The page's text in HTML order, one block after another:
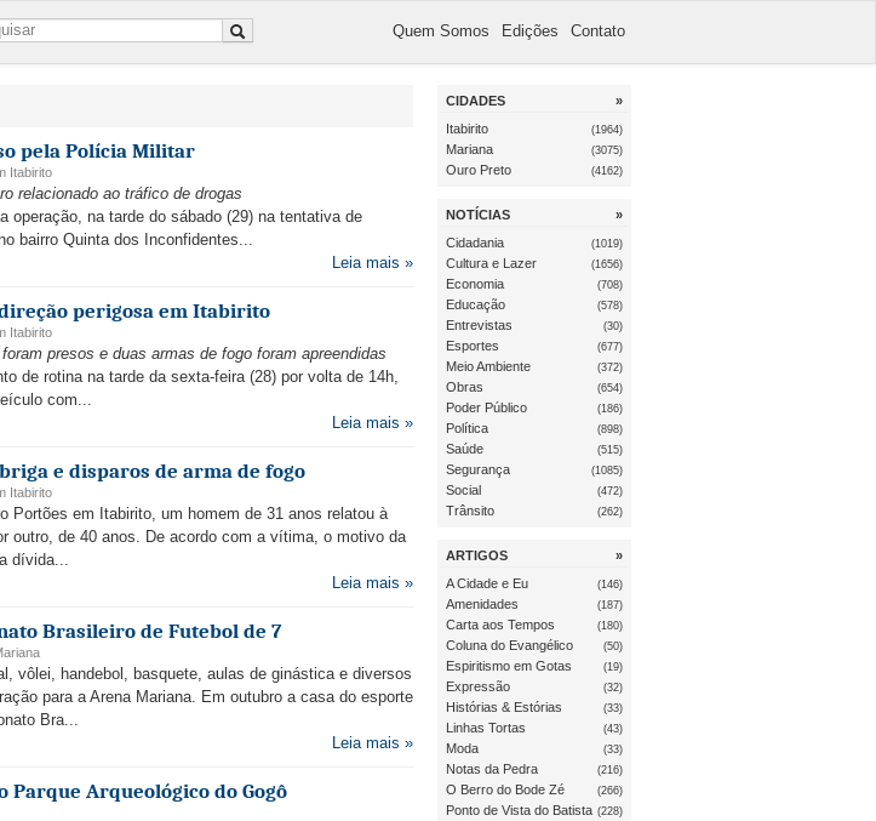
Quem Somos Edições Contato
pela Polícia Militar
Itabirito
relacionado ao tráfico de drogas
operação, na tarde do sábado (29) na tentativa de
bairro Quinta dos Inconfidentes...
Leia mais »
perigosa em Itabirito
Itabirito
presos e duas armas de fogo foram apreendidas
de rotina na tarde da sexta-feira (28) por volta de 14h,
com...
Leia mais »
e disparos de arma de fogo
Itabirito
Portões em Itabirito, um homem de 31 anos relatou à
outro, de 40 anos. De acordo com a vítima, o motivo da
dívida...
Leia mais »
Brasileiro de Futebol de 7
vôlei, handebol, basquete, aulas de ginástica e diversos
para a Arena Mariana. Em outubro a casa do esporte
Bra...
Leia mais »
Arqueológico do Gogô
CIDADES
»
Itabirito
(1964)
Mariana (3075)
Ouro Preto (4162)
NOTÍCIAS
»
Cidadania
(1019)
Cultura e Lazer (1656)
Economia (708)
Educação (578)
Entrevistas (30)
Esportes (677)
Meio Ambiente (372)
Obras (654)
Poder Público (186)
Política (898)
Saúde (515)
Segurança (1085)
Social (472)
Trânsito (262)
ARTIGOS
»
A Cidade e Eu
(146)
Amenidades (187)
Carta aos Tempos (180)
Coluna do Evangélico (50)
Espiritismo em Gotas (19)
Expressão (32)
Histórias & Estórias (33)
Linhas Tortas (43)
Moda (33)
Notas da Pedra (216)
O Berro do Bode Zé (266)
Ponto de Vista do Batista (228)